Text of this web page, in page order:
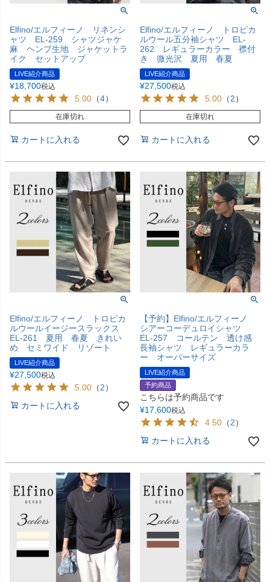
Elfino/エルフィーノ リネンシ
ャツ EL-259 シャツジャケ
麻 ヘンプ生地 ジャケットラ
イク セットアップ
LIVE紹介商品
¥18,700税込
5.00 （4）
在庫切れ
カートに入れる
Elfino/エルフィーノ トロピカ
ルウール五分袖シャツ EL-
262 レギュラーカラー 襟付
き 微光沢 夏用 春夏
LIVE紹介商品
¥27,500税込
5.00 （2）
在庫切れ
カートに入れる
Elfino/エルフィーノ トロピカ
ルウールイージースラックス
EL-261 夏用 春夏 きれい
め セミワイド リゾート
LIVE紹介商品
¥27,500税込
5.00 （2）
カートに入れる
【予約】Elfino/エルフィーノ
シアーコーデュロイシャツ
EL-257 コールテン 透け感
長袖シャツ レギュラーカラ
ー オーバーサイズ
LIVE紹介商品
予約商品
こちらは予約商品です
¥17,600税込
4.50 （2）
カートに入れる